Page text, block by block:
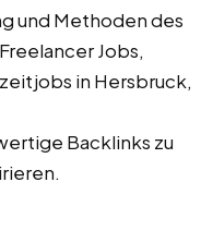
und Methoden des
Jobs,
in Hersbruck,
Backlinks zu